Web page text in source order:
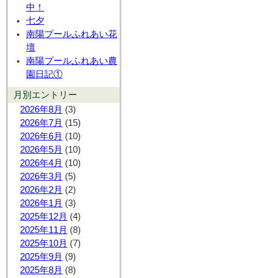
中！
七夕
南陽プールふれあい花
壇
南陽プールふれあい農
園日記①
月別エントリー
2026年8月 (3)
2026年7月 (15)
2026年6月 (10)
2026年5月 (10)
2026年4月 (10)
2026年3月 (5)
2026年2月 (2)
2026年1月 (3)
2025年12月 (4)
2025年11月 (8)
2025年10月 (7)
2025年9月 (9)
2025年8月 (8)